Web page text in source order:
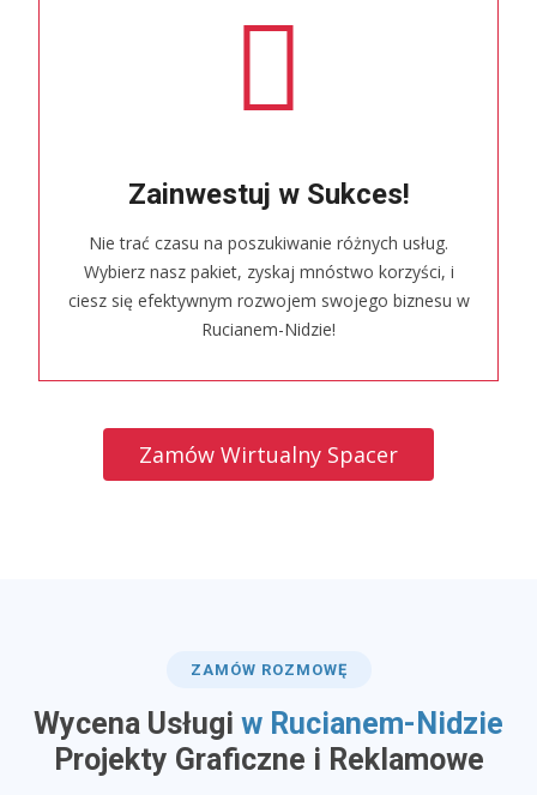
Zainwestuj w Sukces!
Nie trać czasu na poszukiwanie różnych usług.
Wybierz nasz pakiet, zyskaj mnóstwo korzyści, i
ciesz się efektywnym rozwojem swojego biznesu w
Rucianem-Nidzie!
Zamów Wirtualny Spacer
ZAMÓW ROZMOWĘ
Wycena Usługi w Rucianem-Nidzie
​Projekty Graficzne i Reklamowe